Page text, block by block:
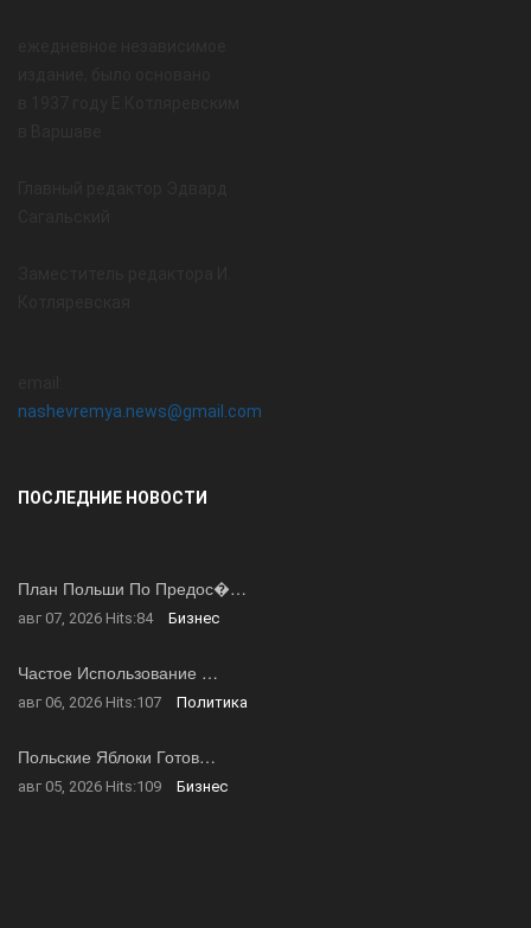
nashevremya.news@gmail.com
ПОСЛЕДНИЕ НОВОСТИ
План Польши По Предос�…
авг 07, 2026 Hits:84 Бизнес
Частое Использование …
авг 06, 2026 Hits:107 Политика
Польские Яблоки Готов…
авг 05, 2026 Hits:109 Бизнес